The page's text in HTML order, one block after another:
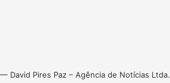
David Pires Paz – Agência de Notícias Ltda.